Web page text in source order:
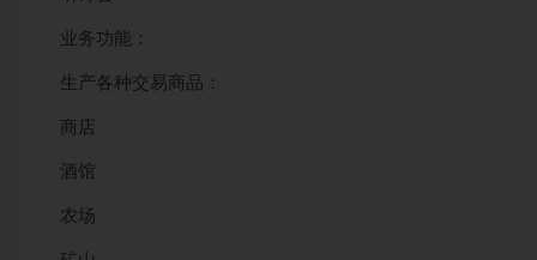
业务功能：
生产各种交易商品：
商店
酒馆
农场